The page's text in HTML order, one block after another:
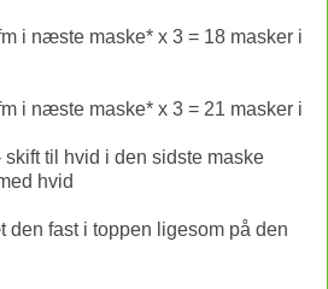
maske* x 3 = 18 masker i
maske* x 3 = 21 masker i
til hvid i den sidste maske
hvid
den fast i toppen ligesom på den